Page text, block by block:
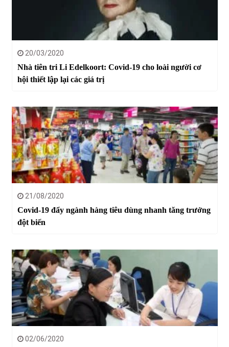
20/03/2020
Nhà tiên tri Li Edelkoort: Covid-19 cho loài người cơ
hội thiết lập lại các giá trị
21/08/2020
Covid-19 đẩy ngành hàng tiêu dùng nhanh tăng trưởng
đột biến
02/06/2020